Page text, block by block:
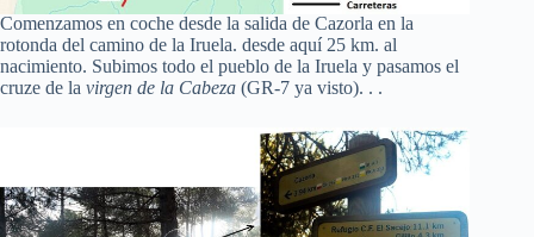
Comenzamos en coche desde la salida de Cazorla en la
rotonda del camino de la Iruela. desde aquí 25 km. al
nacimiento. Subimos todo el pueblo de la Iruela y pasamos el
cruze de la virgen de la Cabeza (GR-7 ya visto). . .